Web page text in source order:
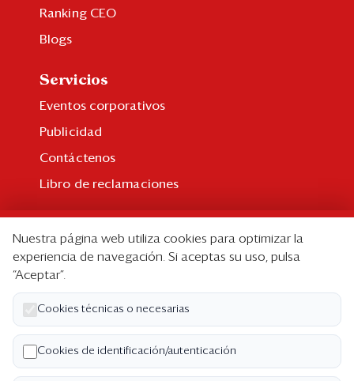
Ranking CEO
Blogs
Servicios
Eventos corporativos
Publicidad
Contáctenos
Libro de reclamaciones
Suscripción individual
Paquetes corporativos
Edición Impresa
Nosotros
Quiénes somos
Nuestra página web utiliza cookies para optimizar la
experiencia de navegación. Si aceptas su uso, pulsa
“Aceptar”.
Cookies técnicas o necesarias
Cookies de identificación/autenticación